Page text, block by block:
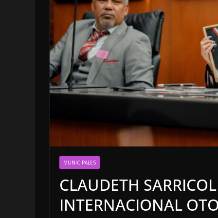
MUNICIPALES
CLAUDETH
INTERNACIONAL
OPINIÓN
5 agosto, 2026